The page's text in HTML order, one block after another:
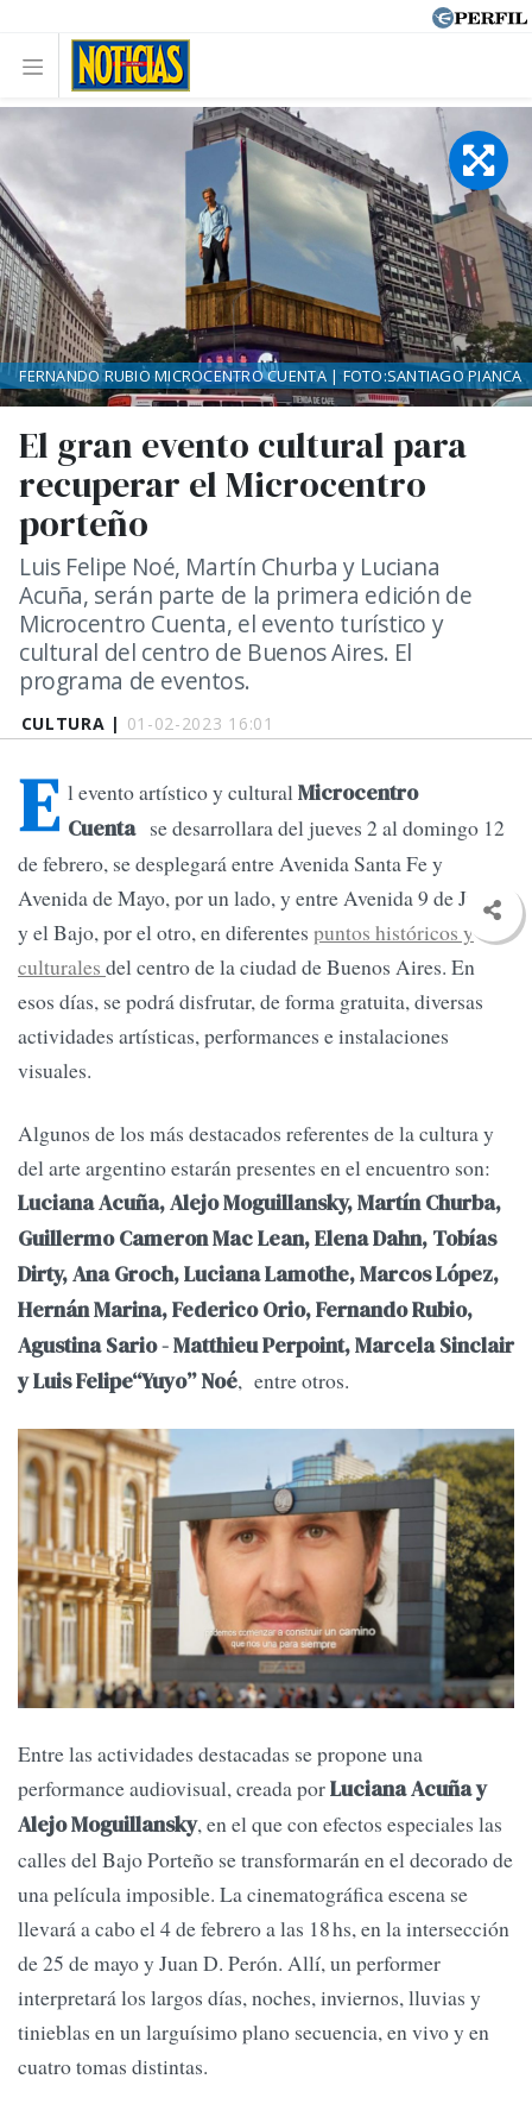
CULTURA | 01-02-2023 16:01
El gran evento cultural para
recuperar el Microcentro
porteño
Luis Felipe Noé, Martín Churba y Luciana
Acuña, serán parte de la primera edición de
Microcentro Cuenta, el evento turístico y
cultural del centro de Buenos Aires. El
programa de eventos.
FERNANDO RUBIO MICROCENTRO CUENTA | FOTO:SANTIAGO PIANCA
E l evento artístico y culturalMicrocentro
Cuentase desarrollara del jueves 2 al domingo 12
de febrero, se desplegará entre Avenida Santa Fe y
Avenida de Mayo, por un lado, y entre Avenida 9 de Julio
y el Bajo, por el otro, en diferentes puntos históricos y
culturales del centro de la ciudad de Buenos Aires. En
esos días, se podrá disfrutar, de forma gratuita, diversas
actividades artísticas, performances e instalaciones
visuales.
Algunos de los más destacados referentes de la cultura y
del arte argentino estarán presentes en el encuentro son:
Luciana Acuña, Alejo Moguillansky, Martín Churba,
Guillermo Cameron Mac Lean, Elena Dahn, Tobías
Dirty, Ana Groch, Luciana Lamothe, Marcos López,
Hernán Marina, Federico Orio, Fernando Rubio,
Agustina Sario - Matthieu Perpoint, Marcela Sinclair
y Luis Felipe“Yuyo” Noé, entre otros.
Entre las actividades destacadas se propone una
performance audiovisual, creada porLuciana Acuña y
Alejo Moguillansky, en el que con efectos especiales las
calles del Bajo Porteño se transformarán en el decorado de
una película imposible. La cinematográfica escena se
llevará a cabo el 4 de febrero a las 18 hs, en la intersección
de 25 de mayo y Juan D. Perón. Allí, un performer
interpretará los largos días, noches, inviernos, lluvias y
tinieblas en un larguísimo plano secuencia, en vivo y en
cuatro tomas distintas.